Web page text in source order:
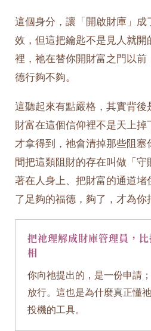
這個身分，讓「開啟財庫」成
效，但這把鑰匙不是見人就
裡，祂在替你開財富之門以前
德行夠不夠。
這聽起來有點嚴格，其實背後
財富在這個信仰裡不是天上掉
才拿得到，祂會清掉那些阻塞
間把這類阻財的存在叫做「
著在人身上、把財富的通道
了足夠的福德，夠了，才為你
把祂理解成財庫管理員，
相
你向祂提出的，是一份申請
放行。這也是為什麼真正懂
投機的工具。